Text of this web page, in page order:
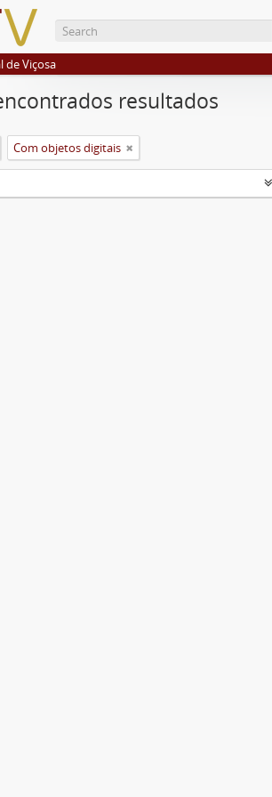
de Viçosa
resultados
Com objetos digitais